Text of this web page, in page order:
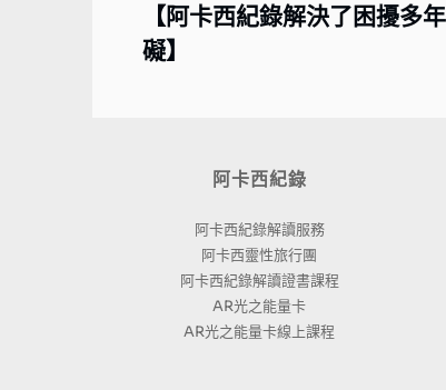
【阿卡西紀錄解決了困擾多
礙】
阿卡西紀錄
阿卡西紀錄解讀服務
阿卡西靈性旅行團
阿卡西紀錄解讀證書課程
AR光之能量卡
AR光之能量卡線上課程